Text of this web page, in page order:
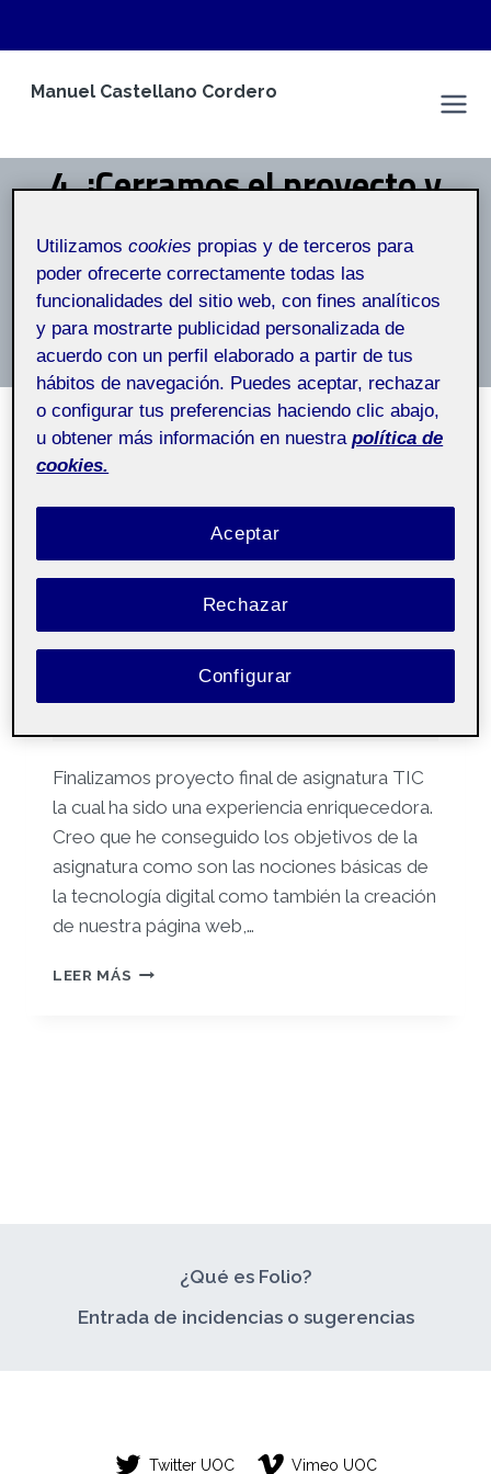
Manuel Castellano Cordero
4. ¡Cerramos el proyecto y
hacemos su difusión!
Inicio 4. ¡Cerramos el proyecto y hacemos su difusión!
4. ¡Cerramos el proyecto y hacemos su difusión!
SIN CATEGORÍA
Reflexión final – Portfolio
PorManuel Castellano Cordero 18 enero, 2023
Iniciación a las
competencias TIC
aula 6
Pública
Finalizamos proyecto final de asignatura TIC
la cual ha sido una experiencia enriquecedora.
Creo que he conseguido los objetivos de la
asignatura como son las nociones básicas de
la tecnología digital como también la creación
de nuestra página web,…
LEER MÁS REFLEXIÓN
¿Qué es Folio?
Entrada de incidencias o sugerencias
Twitter UOC Vimeo UOC
Utilizamoscookies propias y de terceros para
poder ofrecerte correctamente todas las
funcionalidades del sitio web, con fines analíticos
y para mostrarte publicidad personalizada de
acuerdo con un perfil elaborado a partir de tus
hábitos de navegación. Puedes aceptar, rechazar
o configurar tus preferencias haciendo clic abajo,
u obtener más información en nuestra política de
cookies.
Rechazar
Aceptar
Configurar